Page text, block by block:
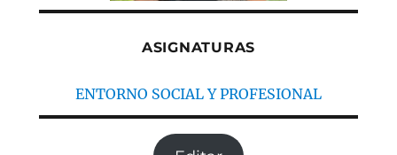
ASIGNATURAS
ENTORNO SOCIAL Y PROFESIONAL